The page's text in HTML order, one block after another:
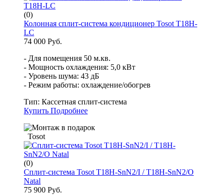
(0)
Колонная сплит-система кондиционер Tosot T18H-
LC
74 000 Руб.
- Для помещения 50 м.кв.
- Мощность охлаждения: 5,0 кВт
- Уровень шума: 43 дБ
- Режим работы: охлаждение/обогрев
Тип: Кассетная сплит-система
Купить Подробнее
Tosot
(0)
Cплит-система Tosot T18H-SnN2/I / T18H-SnN2/O
Natal
75 900 Руб.